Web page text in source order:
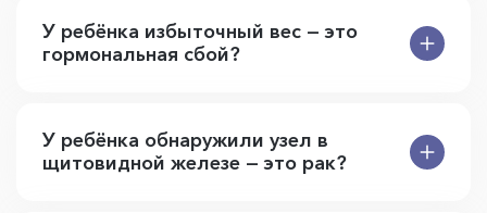
У ребёнка избыточный вес — это
гормональная сбой?
У ребёнка обнаружили узел в
щитовидной железе — это рак?